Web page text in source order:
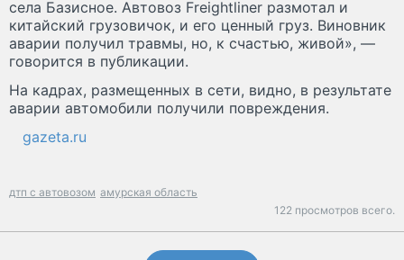
села Базисное. Автовоз Freightliner размотал и
китайский грузовичок, и его ценный груз. Виновник
аварии получил травмы, но, к счастью, живой», —
говорится в публикации.
На кадрах, размещенных в сети, видно, в результате
аварии автомобили получили повреждения.
gazeta.ru
дтп с автовозом амурская область
122 просмотров всего.